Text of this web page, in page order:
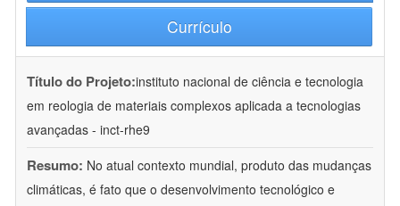
Currículo
Título do Projeto:instituto nacional de ciência e tecnologia
em reologia de materiais complexos aplicada a tecnologias
avançadas - inct-rhe9
Resumo: No atual contexto mundial, produto das mudanças
climáticas, é fato que o desenvolvimento tecnológico e